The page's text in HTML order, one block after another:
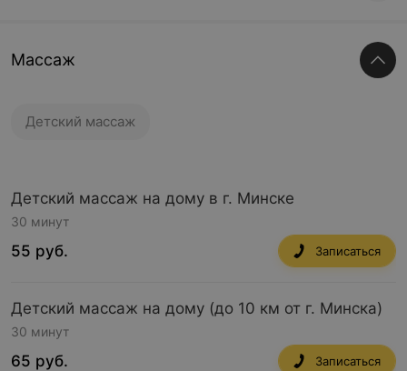
Массаж
Детский массаж
Детский массаж на дому в г. Минске
30 минут
55 руб. Записаться
Детский массаж на дому (до 10 км от г. Минска)
30 минут
65 руб. Записаться